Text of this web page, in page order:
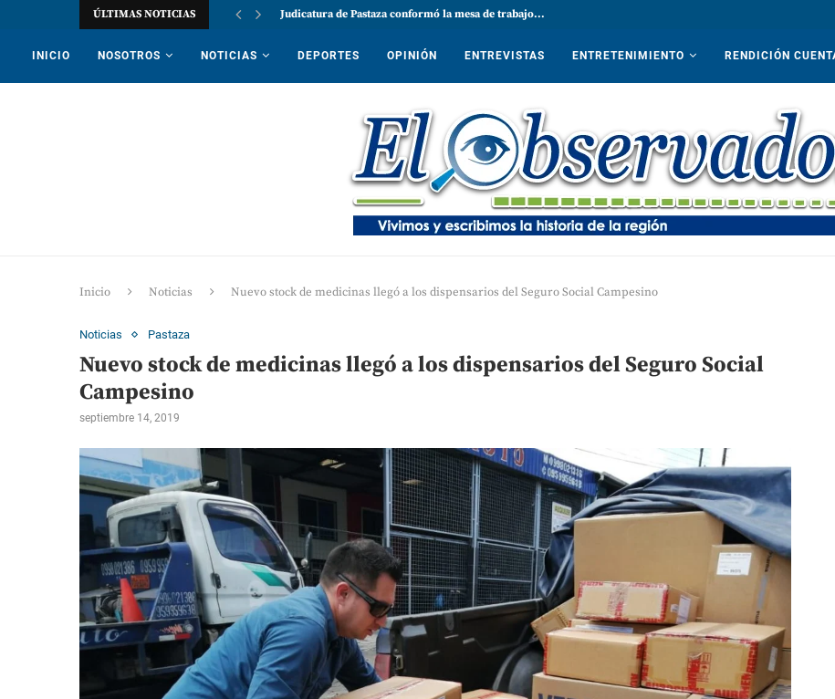
ÚLTIMAS NOTICIAS Judicatura de Pastaza conformó la mesa de trabajo...
INICIO NOSOTROS NOTICIAS DEPORTES OPINIÓN ENTREVISTAS ENTRETENIMIENTO RENDICIÓN
Inicio Noticias Nuevo stock de medicinas llegó a los dispensarios del Seguro Social Campesino
Noticias Pastaza
Nuevo stock de medicinas llegó a los dispensarios del Seguro Social
Campesino
septiembre 14, 2019